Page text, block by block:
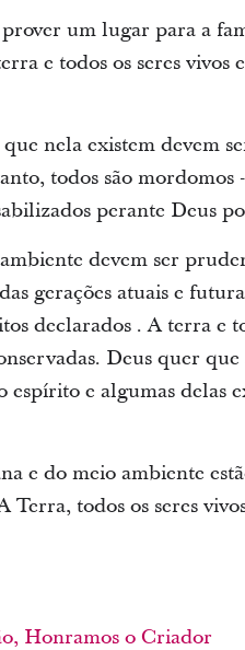
um lugar para a
e todos os seres vivos
nela existem devem
todos são
perante Deus
devem ser
gerações atuais e
declarados . A terra e
Deus quer
espírito e algumas delas
e do meio ambiente
todos os seres
Honramos o Criador